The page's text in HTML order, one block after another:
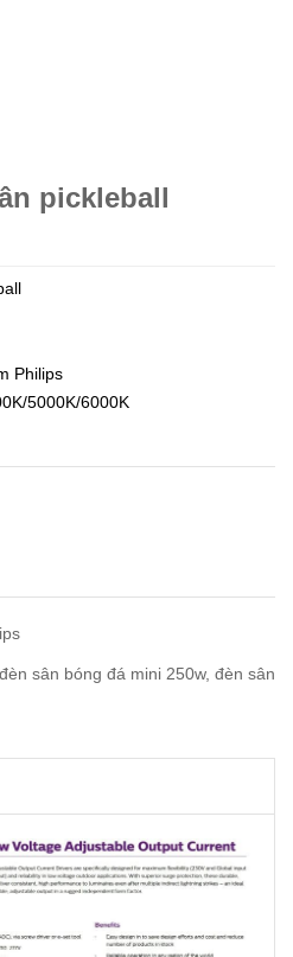
pickleball
Philips
5000K/6000K
đèn sân bóng đá mini 250w, đèn sân